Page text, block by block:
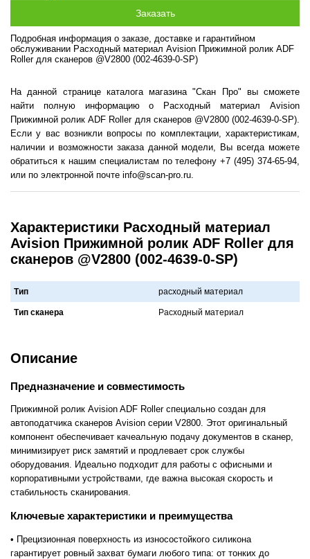
Подробная информация о заказе, доставке и гарантийном
обслуживании Расходный материал Avision Прижимной ролик ADF
Roller для сканеров @V2800 (002-4639-0-SP)
На данной странице каталога магазина "Скан Про" вы сможете
найти полную информацию о Расходный материал Avision
Прижимной ролик ADF Roller для сканеров @V2800 (002-4639-0-SP).
Если у вас возникли вопросы по комплектации, характеристикам,
наличии и возможности заказа данной модели, Вы всегда можете
обратиться к нашим специалистам по телефону +7 (495) 374-65-94,
или по электронной почте info@scan-pro.ru.
Характеристики Расходный материал
Avision Прижимной ролик ADF Roller для
сканеров @V2800 (002-4639-0-SP)
Тип расходный материал
Тип сканера Рaсходный мaтериaл
Описание
Предназначение и совместимость
Прижимной ролик Avision ADF Roller специально создан для
автоподатчика сканеров Avision серии V2800. Этот оригинальный
компонент обеспечивает качеальную подачу документов в сканер,
минимизирует риск замятий и продлевает срок службы
оборудования. Идеально подходит для работы с офисными и
корпоративными устройствами, где важна высокая скорость и
стабильность сканирования.
Ключевые характеристики и преимущества
• Прецизионная поверхность из износостойкого силикона
гарантирует ровный захват бумаги любого типа: от тонких до